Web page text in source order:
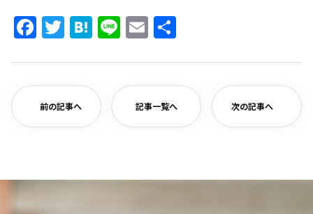
Facebook
Twitter
Hatena
LineEmail
前の記事へ 記事一覧へ 次の記事へ